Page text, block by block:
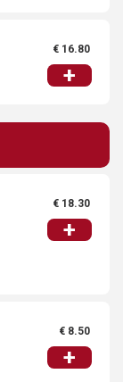
€ 16.80
+
€ 18.30
+
€ 8.50
+